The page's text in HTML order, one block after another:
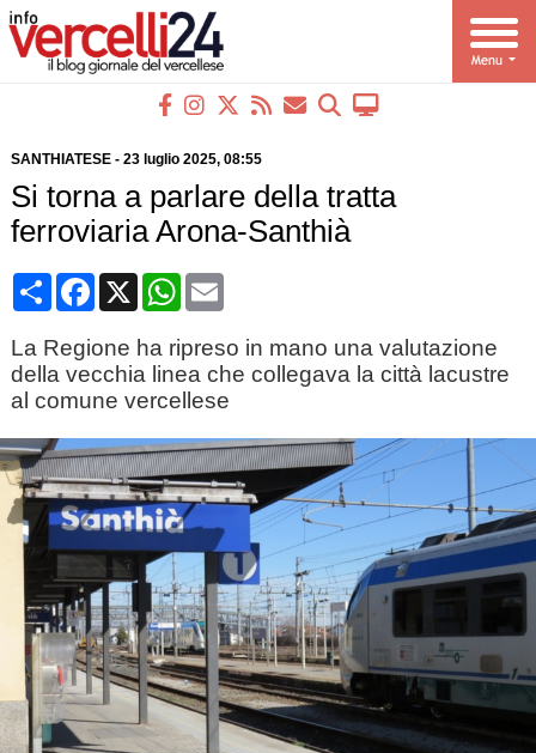
SANTHIATESE- 23 luglio 2025, 08:55
Si torna a parlare della tratta
ferroviaria Arona-Santhià
CondividiFacebook
X WhatsApp
Email
La Regione ha ripreso in mano una valutazione
della vecchia linea che collegava la città lacustre
al comune vercellese